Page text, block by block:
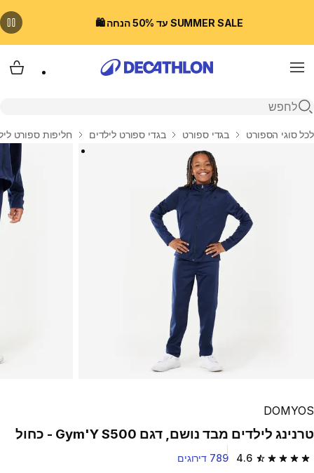
SUMMER SALE עד 50% הנחה 🛍️
Menu
פתיחת חיפוש
בית
לכל סוגי הספורט בגדי ספורט בגדי ספורט לילדים חליפות ספורט
DOMYOS
טרנינג לילדים מבד נושם, דגם Gym'Y S500 - כחול
4.6 4.6 out of 5 stars from 789 reviews 789 דירוגים